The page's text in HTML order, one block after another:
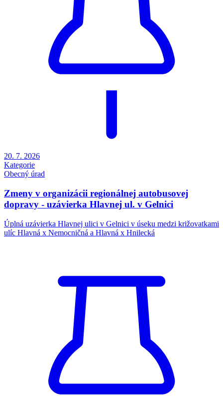
20. 7. 2026
Kategorie
Obecný úrad
Zmeny v organizácii regionálnej autobusovej
dopravy - uzávierka Hlavnej ul. v Gelnici
Úplná uzávierka Hlavnej ulici v Gelnici v úseku medzi križovatkami
ulíc Hlavná x Nemocničná a Hlavná x Hnilecká